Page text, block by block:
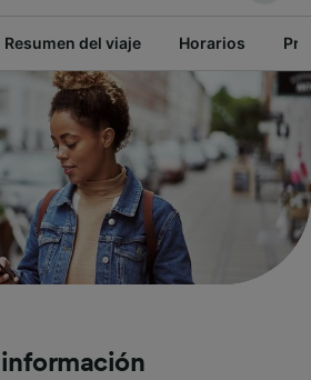
Resumen del viaje Horarios